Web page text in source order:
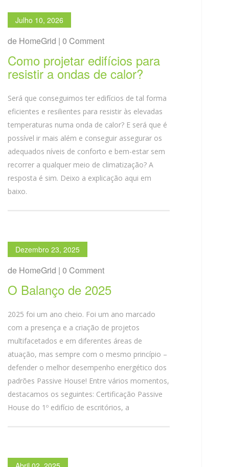
Julho 10, 2026
de HomeGrid | 0 Comment
Como projetar edifícios para
resistir a ondas de calor?
Será que conseguimos ter edifícios de tal forma
eficientes e resilientes para resistir às elevadas
temperaturas numa onda de calor? E será que é
possível ir mais além e conseguir assegurar os
adequados níveis de conforto e bem-estar sem
recorrer a qualquer meio de climatização? A
resposta é sim. Deixo a explicação aqui em
baixo.
Dezembro 23, 2025
de HomeGrid | 0 Comment
O Balanço de 2025
2025 foi um ano cheio. Foi um ano marcado
com a presença e a criação de projetos
multifacetados e em diferentes áreas de
atuação, mas sempre com o mesmo princípio –
defender o melhor desempenho energético dos
padrões Passive House! Entre vários momentos,
destacamos os seguintes: Certificação Passive
House do 1º edifício de escritórios, a